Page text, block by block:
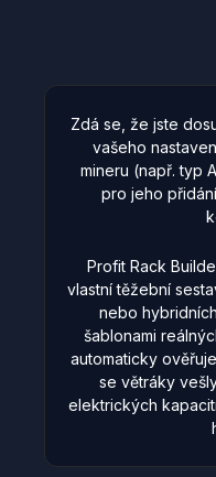
Zdá se, že jste
vašeho
mineru (např. typ
pro jeho
Profit Rack
vlastní těžební
nebo
šablonami
automaticky
se větráky
elektrických